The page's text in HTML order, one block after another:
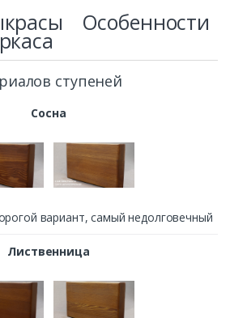
Особенности
ступеней
Сосна
вариант, самый недолговечный
Лиственница